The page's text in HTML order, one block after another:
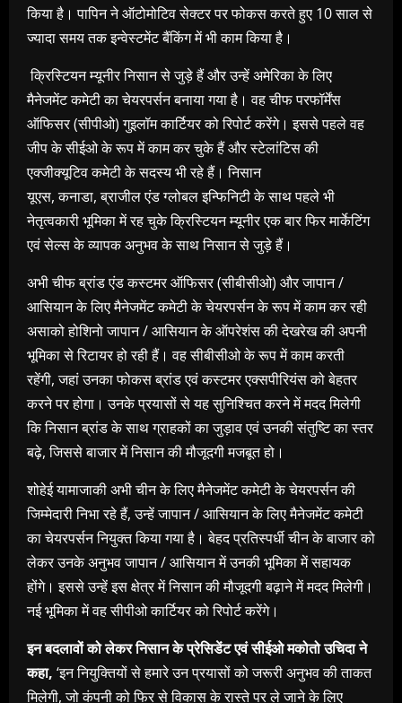
किया है। पापिन ने ऑटोमोटिव सेक्टर पर फोकस करते हुए 10 साल से
ज्यादा समय तक इन्वेस्टमेंट बैंकिंग में भी काम किया है।
क्रिस्टियन म्यूनीर निसान से जुड़े हैं और उन्हें अमेरिका के लिए
मैनेजमेंट कमेटी का चेयरपर्सन बनाया गया है। वह चीफ परफॉर्मेंस
ऑफिसर (सीपीओ) गुइलॉम कार्टियर को रिपोर्ट करेंगे। इससे पहले वह
जीप के सीईओ के रूप में काम कर चुके हैं और स्टेलांटिस की
एक्जीक्यूटिव कमेटी के सदस्य भी रहे हैं। निसान
यूएस, कनाडा, ब्राजील एंड ग्लोबल इन्फिनिटी के साथ पहले भी
नेतृत्वकारी भूमिका में रह चुके क्रिस्टियन म्यूनीर एक बार फिर मार्केटिंग
एवं सेल्स के व्यापक अनुभव के साथ निसान से जुड़े हैं।
अभी चीफ ब्रांड एंड कस्टमर ऑफिसर (सीबीसीओ) और जापान /
आसियान के लिए मैनेजमेंट कमेटी के चेयरपर्सन के रूप में काम कर रही
असाको होशिनो जापान / आसियान के ऑपरेशंस की देखरेख की अपनी
भूमिका से रिटायर हो रही हैं। वह सीबीसीओ के रूप में काम करती
रहेंगी, जहां उनका फोकस ब्रांड एवं कस्टमर एक्सपीरियंस को बेहतर
करने पर होगा। उनके प्रयासों से यह सुनिश्चित करने में मदद मिलेगी
कि निसान ब्रांड के साथ ग्राहकों का जुड़ाव एवं उनकी संतुष्टि का स्तर
बढ़े, जिससे बाजार में निसान की मौजूदगी मजबूत हो।
शोहेई यामाजाकी अभी चीन के लिए मैनेजमेंट कमेटी के चेयरपर्सन की
जिम्मेदारी निभा रहे हैं, उन्हें जापान / आसियान के लिए मैनेजमेंट कमेटी
का चेयरपर्सन नियुक्त किया गया है। बेहद प्रतिस्पर्धी चीन के बाजार को
लेकर उनके अनुभव जापान / आसियान में उनकी भूमिका में सहायक
होंगे। इससे उन्हें इस क्षेत्र में निसान की मौजूदगी बढ़ाने में मदद मिलेगी।
नई भूमिका में वह सीपीओ कार्टियर को रिपोर्ट करेंगे।
इन बदलावों को लेकर निसान के प्रेसिडेंट एवं सीईओ मकोतो उचिदा ने
कहा, ‘इन नियुक्तियों से हमारे उन प्रयासों को जरूरी अनुभव की ताकत
मिलेगी, जो कंपनी को फिर से विकास के रास्ते पर ले जाने के लिए